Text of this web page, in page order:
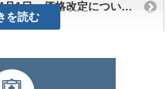
～価格改定についてのご案内
を読む
じる